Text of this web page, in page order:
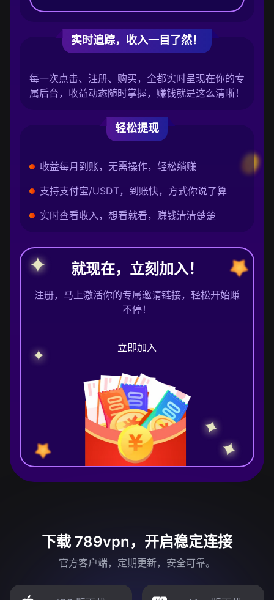
实时追踪，收入一目了然！
每一次点击、注册、购买，全都实时呈现在你的专
属后台，收益动态随时掌握，赚钱就是这么清晰！
轻松提现
收益每月到账，无需操作，轻松躺赚
支持支付宝/USDT，到账快，方式你说了算
实时查看收入，想看就看，赚钱清清楚楚
就现在，立刻加入！
注册，马上激活你的专属邀请链接，轻松开始赚
不停！
立即加入
下载 789vpn，开启稳定连接
官方客户端，定期更新，安全可靠。